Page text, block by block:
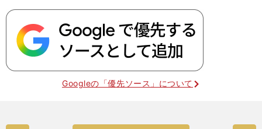
Googleの「優先ソース」について